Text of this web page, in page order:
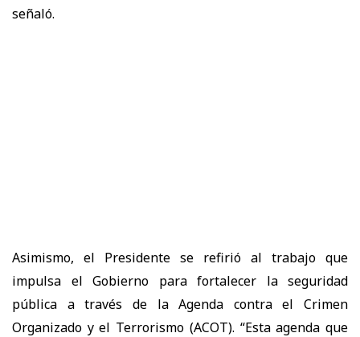
señaló.
Asimismo, el Presidente se refirió al trabajo que
impulsa el Gobierno para fortalecer la seguridad
pública a través de la Agenda contra el Crimen
Organizado y el Terrorismo (ACOT). “Esta agenda que